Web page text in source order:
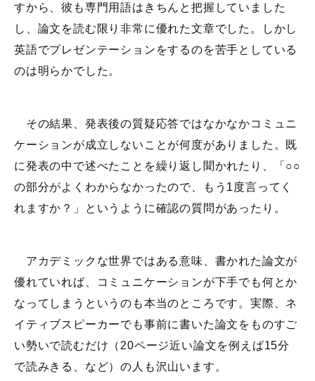
すから、彼も専門用語はきちんと把握していました
し、論文を読む限り非常に優れた文章でした。しかし
英語でプレゼンテーションをするのを苦手としている
のは明らかでした。
その結果、発表後の質疑応答ではなかなかコミュニ
ケーションが成立しないことが何度がありました。既
に発表の中で述べたことを繰り返し聞かれたり、「○○
の部分がよくわからなかったので、もう1度言ってく
れますか？」というように確認の質問があったり。
アカデミックな世界ではある意味、書かれた論文が
優れていれば、コミュニケーションが下手でも何とか
なってしまうというのも本当のところです。実際、ネ
イティブスピーカーでも事前に書いた論文をものすご
い勢いで読むだけ（20ページ近い論文を例えば15分
で読みきる、など）の人も沢山います。